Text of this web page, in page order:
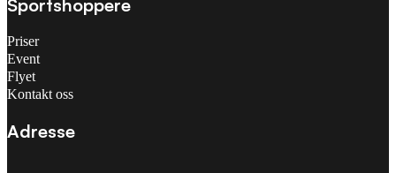
Sportshoppere
Priser
Event
Flyet
Kontakt oss
Adresse